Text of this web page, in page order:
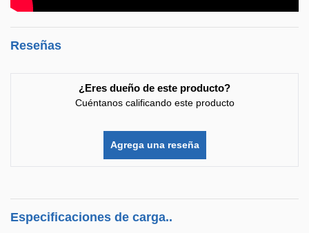
Reseñas
¿Eres dueño de este producto?
Cuéntanos calificando este producto
Agrega una reseña
Especificaciones de carga..